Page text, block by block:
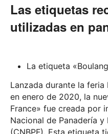
Las etiquetas
utilizadas en
La etiqueta
Lanzada durante la feria
en enero de 2020, la
France» fue creada por
Nacional de Panadería y
(CNBPF). Esta etiqueta